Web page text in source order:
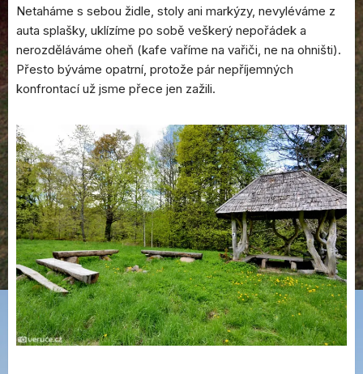
Netaháme s sebou židle, stoly ani markýzy, nevyléváme z
auta splašky, uklízíme po sobě veškerý nepořádek a
nerozděláváme oheň (kafe vaříme na vařiči, ne na ohništi).
Přesto býváme opatrní, protože pár nepříjemných
konfrontací už jsme přece jen zažili.